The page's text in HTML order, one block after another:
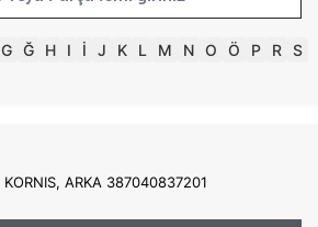
G Ğ H I İ J K L M N O Ö P R S
KORNIS, ARKA 387040837201